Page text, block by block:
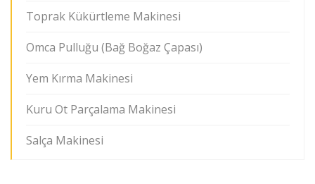
Toprak Kükürtleme Makinesi
Omca Pulluğu (Bağ Boğaz Çapası)
Yem Kırma Makinesi
Kuru Ot Parçalama Makinesi
Salça Makinesi